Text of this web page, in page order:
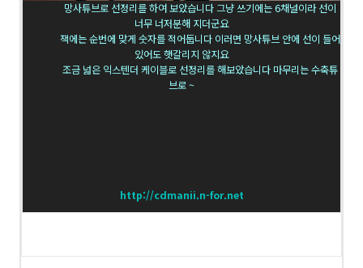
망사튜브로 선정리를 하여 보았습니다 그냥 쓰기에는 6채널이라 선이
너무 너저분해 지더군요
잭에는 순번에 맞게 숫자를 적어둡니다 이러면 망사튜브 안에 선이 들어
있어도 햇갈리지 않지요
조금 넓은 익스텐더 케이블로 선정리를 해보았습니다 마무리는 수축튜
브로 ~
http://cdmanii.n-for.net